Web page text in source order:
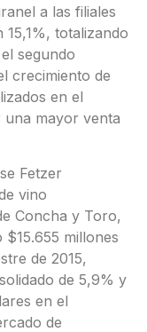
a las filiales
totalizando
segundo
crecimiento de
en el
mayor venta
Fetzer
vino
Concha y Toro,
millones
de 2015,
de 5,9% y
en el
de